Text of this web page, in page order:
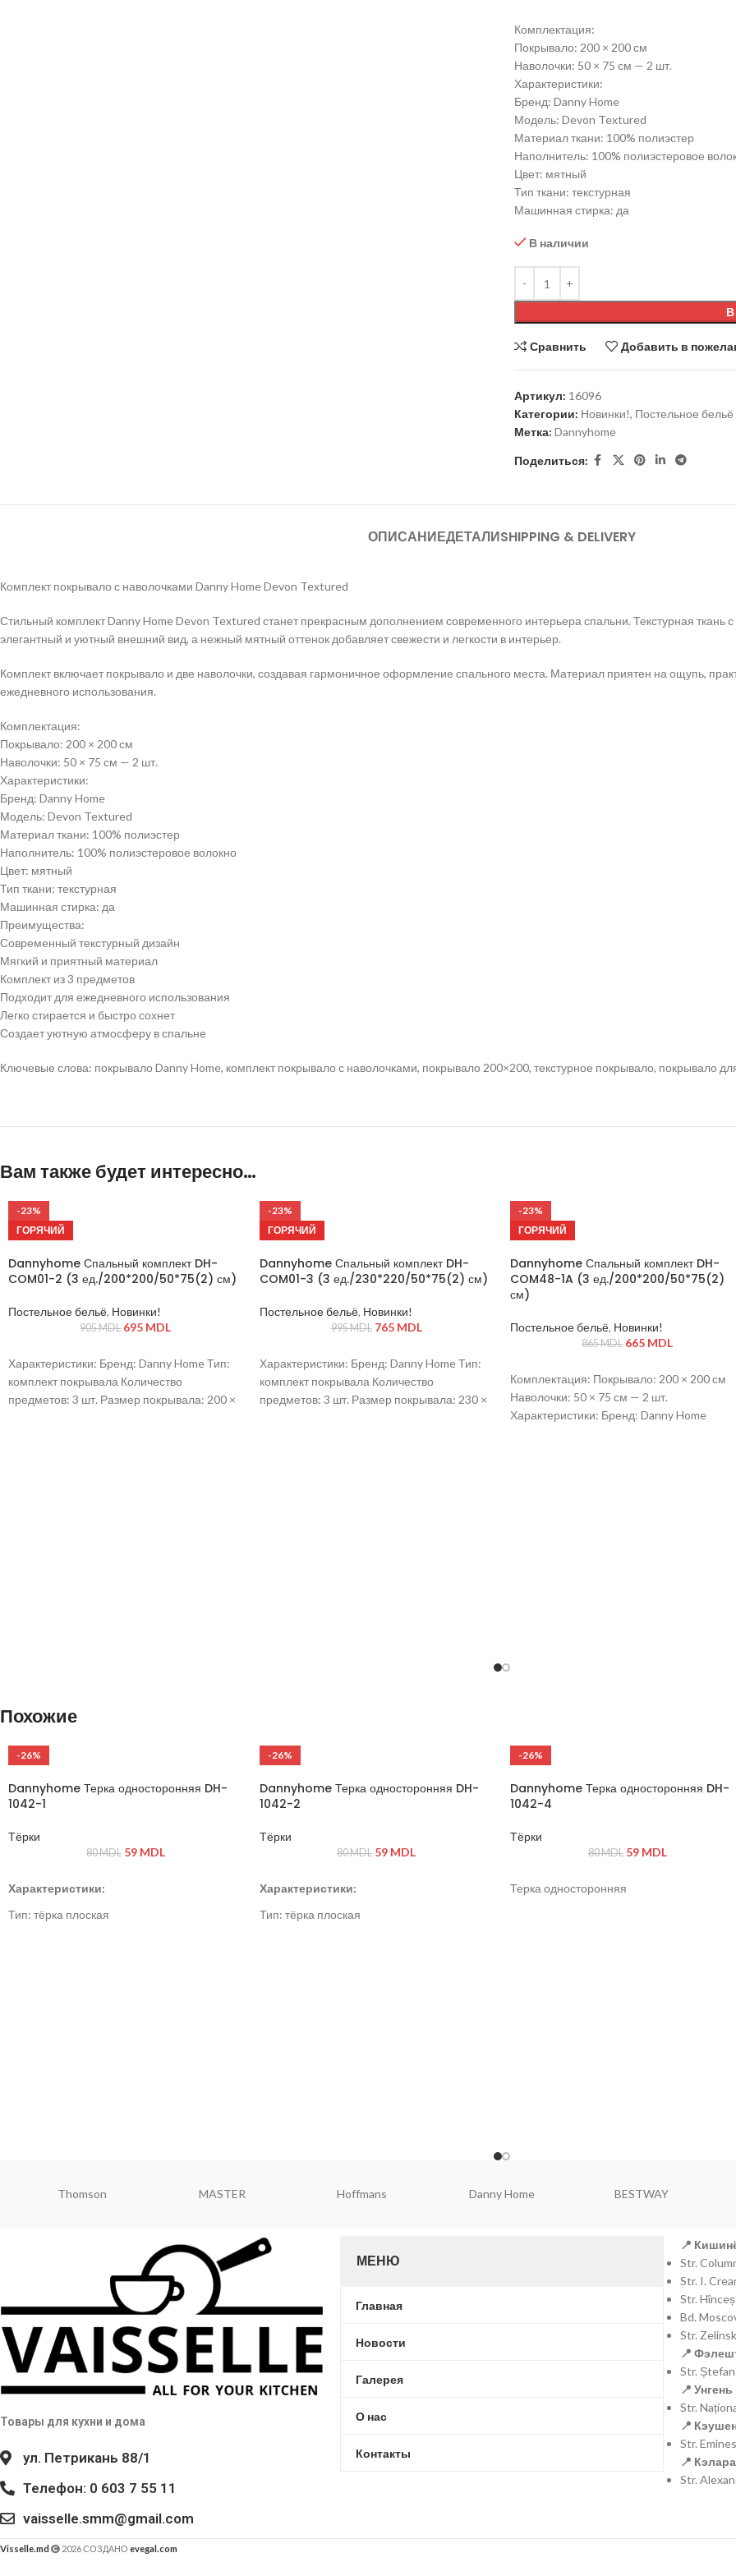
Комплектация:
Покрывало: 200 × 200 см
Наволочки: 50 × 75 см — 2 шт.
Характеристики:
Бренд: Danny Home
Модель: Devon Textured
Материал ткани: 100% полиэстер
Наполнитель: 100% полиэстеровое
Цвет: мятный
Тип ткани: текстурная
Машинная стирка: да
В наличии
Сравнить Добавить в
Артикул: 16096
Категории: Новинки!, Постельное бельё
Метка: Dannyhome
Поделиться:
ОПИСАНИЕДЕТАЛИSHIPPING & DELIVERY
Комплект покрывало с наволочками Danny Home Devon Textured
Стильный комплект Danny Home Devon Textured станет прекрасным дополнением современного интерьера спальни. Текстурная
элегантный и уютный внешний вид, а нежный мятный оттенок добавляет свежести и легкости в интерьер.
Комплект включает покрывало и две наволочки, создавая гармоничное оформление спального места. Материал приятен на ощупь,
ежедневного использования.
Комплектация:
Покрывало: 200 × 200 см
Наволочки: 50 × 75 см — 2 шт.
Характеристики:
Бренд: Danny Home
Модель: Devon Textured
Материал ткани: 100% полиэстер
Наполнитель: 100% полиэстеровое волокно
Цвет: мятный
Тип ткани: текстурная
Машинная стирка: да
Преимущества:
Современный текстурный дизайн
Мягкий и приятный материал
Комплект из 3 предметов
Подходит для ежедневного использования
Легко стирается и быстро сохнет
Создает уютную атмосферу в спальне
Ключевые слова: покрывало Danny Home, комплект покрывало с наволочками, покрывало 200×200, текстурное покрывало, покрывало
Вам также будет интересно…
-23%
ГОРЯЧИЙ
Dannyhome Спальный комплект DH-
COM01-2 (3 ед./200*200/50*75(2) см)
Постельное бельё, Новинки!
905MDL 695 MDL
Характеристики: Бренд: Danny Home Тип:
комплект покрывала Количество
предметов: 3 шт. Размер покрывала: 200 ×
-23%
ГОРЯЧИЙ
Dannyhome Спальный комплект DH-
COM01-3 (3 ед./230*220/50*75(2) см)
Постельное бельё, Новинки!
995MDL 765 MDL
Характеристики: Бренд: Danny Home Тип:
комплект покрывала Количество
предметов: 3 шт. Размер покрывала: 230 ×
-23%
ГОРЯЧИЙ
Dannyhome Спальный комплект DH-
COM48-1A (3 ед./200*200/50*75(2)
см)
Постельное бельё, Новинки!
865MDL 665 MDL
Комплектация: Покрывало: 200 × 200 см
Наволочки: 50 × 75 см — 2 шт.
Характеристики: Бренд: Danny Home
Похожие
-26%
Dannyhome Терка односторонняя DH-
1042-1
Тёрки
80MDL 59 MDL
Характеристики:
Тип: тёрка плоская
-26%
Dannyhome Терка односторонняя DH-
1042-2
Тёрки
80MDL 59 MDL
Характеристики:
Тип: тёрка плоская
-26%
Dannyhome Терка односторонняя DH-
1042-4
Тёрки
80MDL 59 MDL
Терка односторонняя
Redmond ViaPot Rondell Falez Brart
Товары для кухни и дома
ул. Петрикань 88/1
Телефон: 0 603 7 55 11
vaisselle.smm@gmail.com
МЕНЮ
Главная
Новости
Галерея
О нас
Контакты
📍
Str.
Str. I.
Str.
Bd.
Str.
📍
Str.
📍
Str.
📍
Str.
📍
Str.
Visselle.md 2026 СОЗДАНО evegal.com